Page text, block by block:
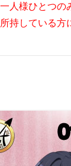
人様ひとつの
持している方